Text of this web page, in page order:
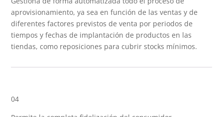
aprovisionamiento, ya sea en función de las ventas y de
diferentes factores previstos de venta por periodos de
tiempos y fechas de implantación de productos en las
tiendas, como reposiciones para cubrir stocks mínimos.
04